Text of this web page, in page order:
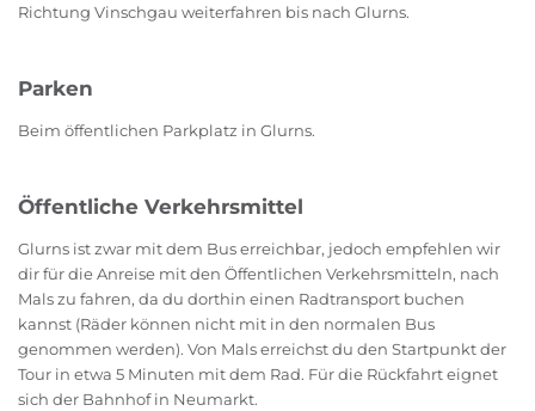
Richtung Vinschgau weiterfahren bis nach Glurns.
Parken
Beim öffentlichen Parkplatz in Glurns.
Öffentliche Verkehrsmittel
Glurns ist zwar mit dem Bus erreichbar, jedoch empfehlen wir
dir für die Anreise mit den Öffentlichen Verkehrsmitteln, nach
Mals zu fahren, da du dorthin einen Radtransport buchen
kannst (Räder können nicht mit in den normalen Bus
genommen werden). Von Mals erreichst du den Startpunkt der
Tour in etwa 5 Minuten mit dem Rad. Für die Rückfahrt eignet
sich der Bahnhof in Neumarkt.